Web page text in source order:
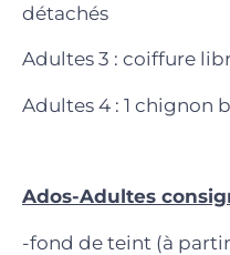
détachés
Adultes 3 : coiffure
Adultes 4 : 1 chignon
Ados-Adultes
-fond de teint (à